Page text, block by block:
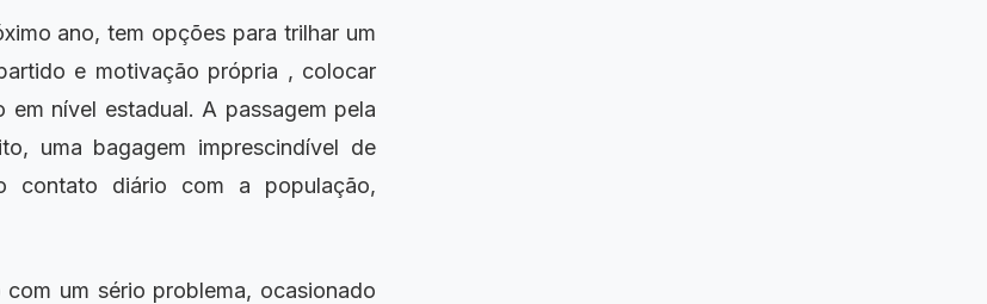
ano, tem opções para trilhar um
e motivação própria , colocar
nível estadual. A passagem pela
uma bagagem imprescindível de
contato diário com a população,
um sério problema, ocasionado